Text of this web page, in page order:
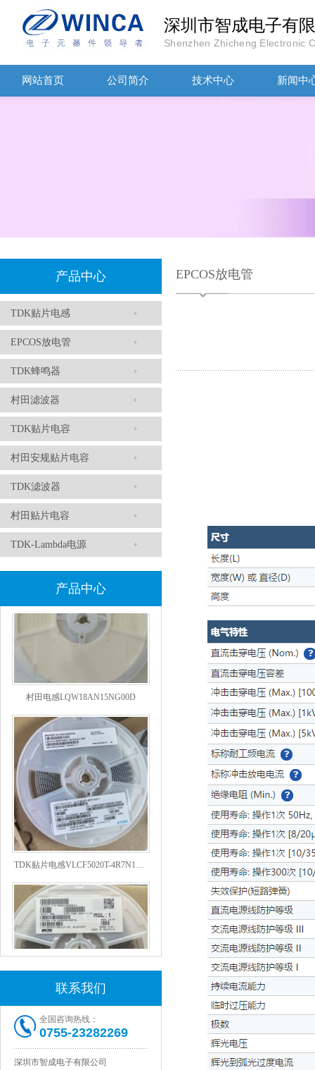
深圳市智成电子有
Shenzhen Zhicheng Electronic
网站首页 公司简介 技术中心 新闻中
产品中心
TDK贴片电感
EPCOS放电管
TDK蜂鸣器
村田滤波器
TDK贴片电容
村田安规贴片电容
TDK滤波器
村田贴片电容
TDK-Lambda电源
产品中心
TDK-EPCOS热敏电阻 B57351V5103H060
TDK滤波器ACM2012-202-2P-T002参数
村田磁珠BLM18AG102SH1D
村田电感LQW18AN15NG00D
TDK贴片电感VLCF5020T-4R7N1R7-1
村田电感LQW15AN47NG80D
联系我们
全国咨询热线：
0755-23282269
深圳市智成电子有限公司
EPCOS放电管